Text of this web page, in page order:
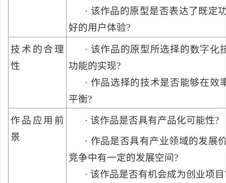
· 该作品的原型是否表达了既定
好的用户体验?
技术的合理
性
· 该作品的原型所选择的数字化
功能的实现?
· 作品选择的技术是否能够在效
平衡?
作品应用前
景
·该作品是否具有产品化可能性?
· 作品是否具有产业领域的发展
竞争中有一定的发展空间?
·该作品是否有机会成为创业项目